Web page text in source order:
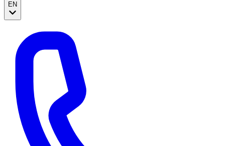
EN